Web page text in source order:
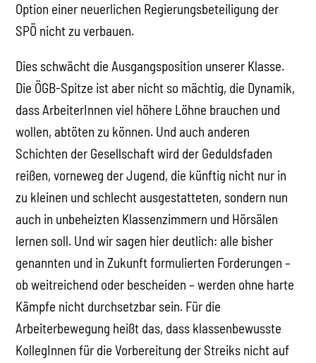
Option einer neuerlichen Regierungsbeteiligung der
SPÖ nicht zu verbauen.
Dies schwächt die Ausgangsposition unserer Klasse.
Die ÖGB-Spitze ist aber nicht so mächtig, die Dynamik,
dass ArbeiterInnen viel höhere Löhne brauchen und
wollen, abtöten zu können. Und auch anderen
Schichten der Gesellschaft wird der Geduldsfaden
reißen, vorneweg der Jugend, die künftig nicht nur in
zu kleinen und schlecht ausgestatteten, sondern nun
auch in unbeheizten Klassenzimmern und Hörsälen
lernen soll. Und wir sagen hier deutlich: alle bisher
genannten und in Zukunft formulierten Forderungen –
ob weitreichend oder bescheiden – werden ohne harte
Kämpfe nicht durchsetzbar sein. Für die
Arbeiterbewegung heißt das, dass klassenbewusste
KollegInnen für die Vorbereitung der Streiks nicht auf